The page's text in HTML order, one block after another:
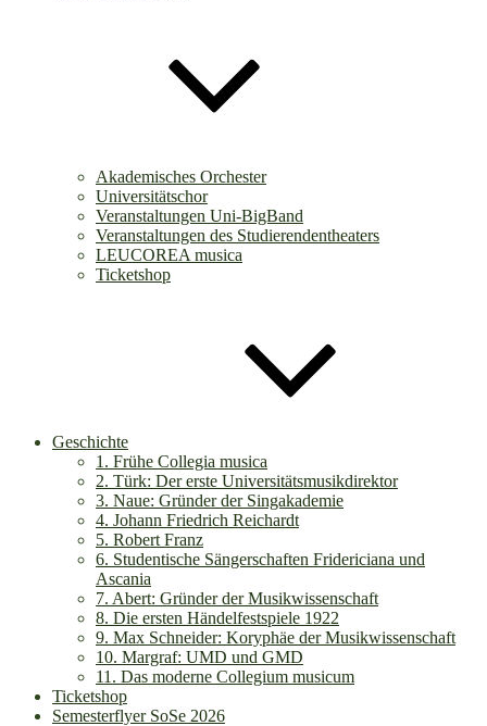
Akademisches Orchester
Universitätschor
Veranstaltungen Uni-BigBand
Veranstaltungen des Studierendentheaters
LEUCOREA musica
Ticketshop
Geschichte
1. Frühe Collegia musica
2. Türk: Der erste Universitätsmusikdirektor
3. Naue: Gründer der Singakademie
4. Johann Friedrich Reichardt
5. Robert Franz
6. Studentische Sängerschaften Fridericiana und
Ascania
7. Abert: Gründer der Musikwissenschaft
8. Die ersten Händelfestspiele 1922
9. Max Schneider: Koryphäe der Musikwissenschaft
10. Margraf: UMD und GMD
11. Das moderne Collegium musicum
Ticketshop
Semesterflyer SoSe 2026